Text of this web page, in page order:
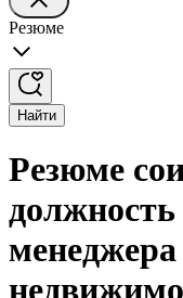
Резюме
Найти
Резюме